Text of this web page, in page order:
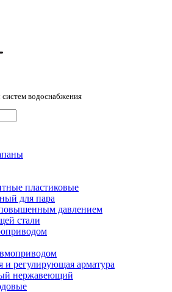
водоснабжения
пластиковые
для пара
давлением
стали
регулирующая арматура
нержавеющий